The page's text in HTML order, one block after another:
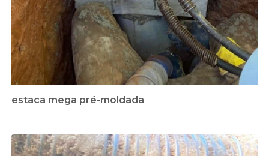
estaca mega pré-moldada